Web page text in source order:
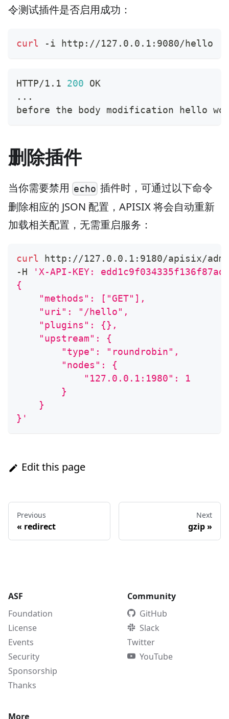
令测试插件是否启用成功：
curl -i http://127.0.0.1:9080/hello
HTTP/1.1 200 OK
.. .
before the body modification hello
删除插件
当你需要禁用 echo 插件时，可通过以下命令
删除相应的 JSON 配置，APISIX 将会自动重新
加载相关配置，无需重启服务：
curl http://127.0.0.1:9180/apisix/
-H
'X-API-KEY:
{
    "methods": ["GET"],
    "uri": "/hello",
    "plugins": {},
    "upstream": {
        "type": "roundrobin",
        "nodes": {
            "127.0.0.1:1980": 1
        }
    }
}'
Edit this page
Previous
« redirect
Next
gzip»
ASF
Foundation
License
Events
Security
Sponsorship
Thanks
Community
GitHub
Slack
Twitter
YouTube
More